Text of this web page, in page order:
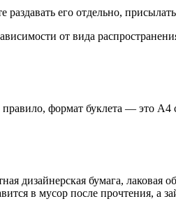
его отдельно,
от вида
формат буклета — это
дизайнерская бумага,
в мусор после прочтения, а